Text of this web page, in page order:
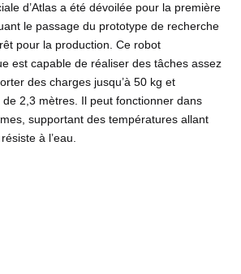
d’Atlas a été dévoilée pour la première
le passage du prototype de recherche
pour la production. Ce robot
est capable de réaliser des tâches assez
des charges jusqu’à 50 kg et
2,3 mètres. Il peut fonctionner dans
supportant des températures allant
à l’eau.